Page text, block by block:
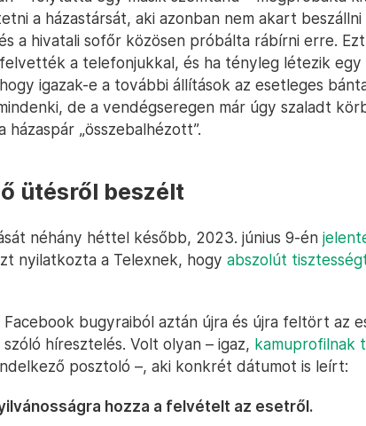
a házastársát, aki azonban nem akart beszállni
a hivatali sofőr közösen próbálta rábírni erre.
a telefonjukkal, és ha tényleg létezik egy
igazak-e a további állítások az esetleges
de a vendégseregen már úgy szaladt
„összebalhézott”.
ütésről beszélt
néhány héttel később, 2023. június 9-én
nyilatkozta a Telexnek, hogy abszolút
bugyraiból aztán újra és újra feltört az
híresztelés. Volt olyan – igaz, kamuprofilnak
posztoló –, aki konkrét dátumot is leírt:
hozza a felvételt az esetről.